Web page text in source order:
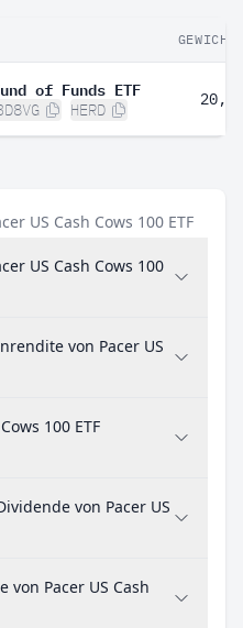
GEWICHT
of Funds ETF
HERD
US Cash Cows 100 ETF
US Cash Cows 100
von Pacer US
100 ETF
von Pacer US
Pacer US Cash